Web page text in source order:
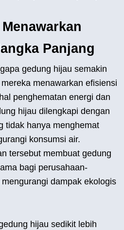
Panjang
gedung hijau semakin
menawarkan efisiensi
penghematan energi dan
hijau dilengkapi dengan
tidak hanya menghemat
konsumsi air.
tersebut membuat gedung
bagi perusahaan-
dampak ekologis
hijau sedikit lebih